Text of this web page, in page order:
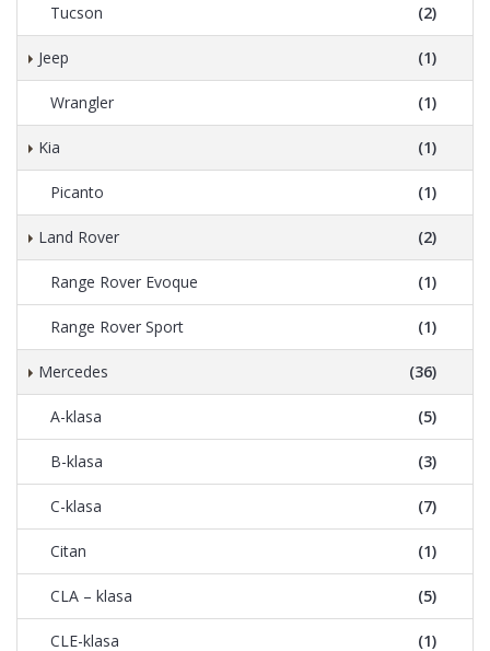
Tucson (2)
Jeep (1)
Wrangler (1)
Kia (1)
Picanto (1)
Land Rover (2)
Range Rover Evoque (1)
Range Rover Sport (1)
Mercedes (36)
A-klasa (5)
B-klasa (3)
C-klasa (7)
Citan (1)
CLA – klasa (5)
CLE-klasa (1)